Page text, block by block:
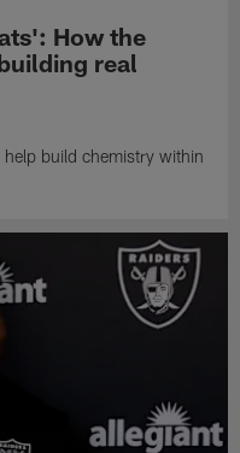
How the
real
build chemistry within